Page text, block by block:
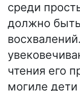
среди
должно
чтения его
могиле